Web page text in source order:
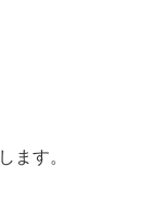
ます。